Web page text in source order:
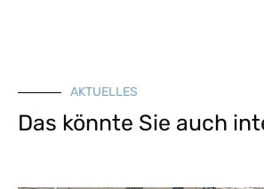
AKTUELLES
Das könnte Sie auch